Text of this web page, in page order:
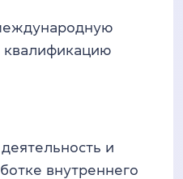
квалификацию
и
внутреннего